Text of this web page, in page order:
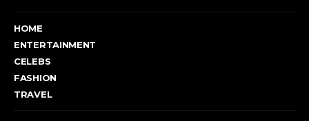
HOME
ENTERTAINMENT
CELEBS
FASHION
TRAVEL